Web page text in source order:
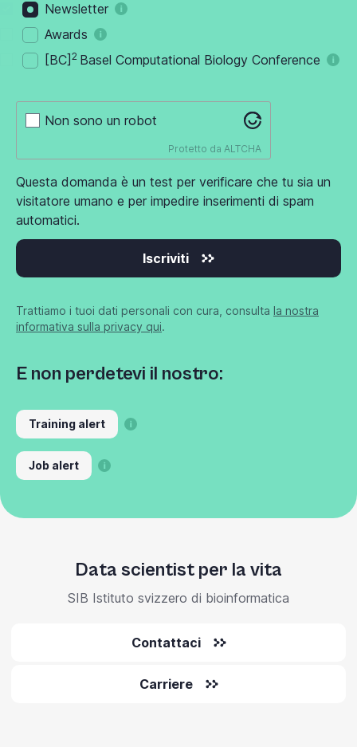
Newsletter
Awards
[BC] 2 Basel Computational Biology Conference
Non sono un robot
Protetto da ALTCHA
Questa domanda è un test per verificare che tu sia un
visitatore umano e per impedire inserimenti di spam
automatici.
Iscriviti
Trattiamo i tuoi dati personali con cura, consulta la nostra
informativa sulla privacy qui.
E non perdetevi il nostro:
Training alert
Job alert
Data scientist per la vita
SIB Istituto svizzero di bioinformatica
Contattaci
Carriere